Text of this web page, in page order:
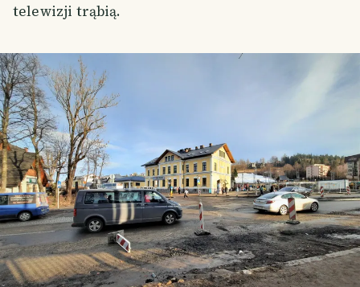
telewizji trąbią.